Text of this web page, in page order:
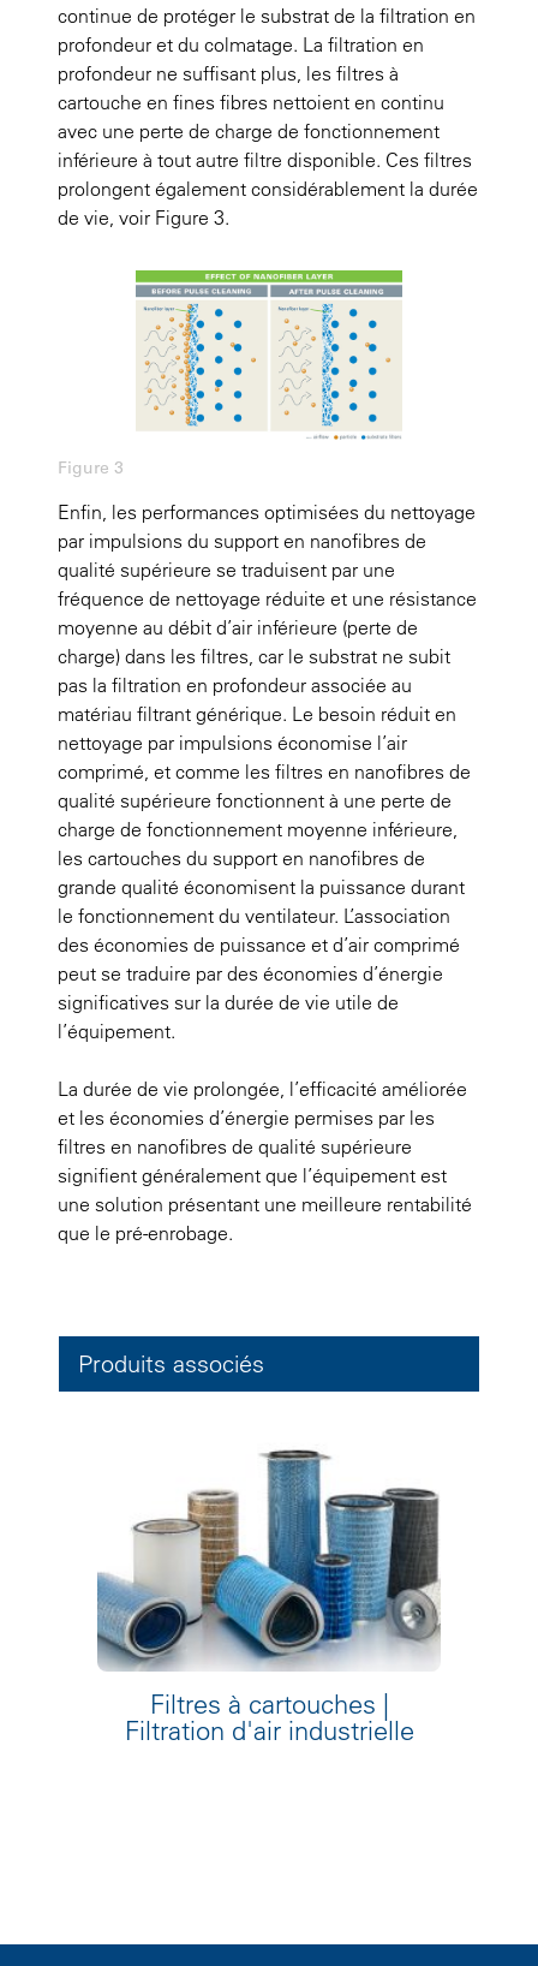
continue de protéger le substrat de la filtration en
profondeur et du colmatage. La filtration en
profondeur ne suffisant plus, les filtres à
cartouche en fines fibres nettoient en continu
avec une perte de charge de fonctionnement
inférieure à tout autre filtre disponible. Ces filtres
prolongent également considérablement la durée
de vie, voir Figure 3.
Figure 3
Enfin, les performances optimisées du nettoyage
par impulsions du support en nanofibres de
qualité supérieure se traduisent par une
fréquence de nettoyage réduite et une résistance
moyenne au débit d’air inférieure (perte de
charge) dans les filtres, car le substrat ne subit
pas la filtration en profondeur associée au
matériau filtrant générique. Le besoin réduit en
nettoyage par impulsions économise l’air
comprimé, et comme les filtres en nanofibres de
qualité supérieure fonctionnent à une perte de
charge de fonctionnement moyenne inférieure,
les cartouches du support en nanofibres de
grande qualité économisent la puissance durant
le fonctionnement du ventilateur. L’association
des économies de puissance et d’air comprimé
peut se traduire par des économies d’énergie
significatives sur la durée de vie utile de
l’équipement.
La durée de vie prolongée, l’efficacité améliorée
et les économies d’énergie permises par les
filtres en nanofibres de qualité supérieure
signifient généralement que l’équipement est
une solution présentant une meilleure rentabilité
que le pré-enrobage.
Produits associés
Filtres à cartouches |
Filtration d'air industrielle